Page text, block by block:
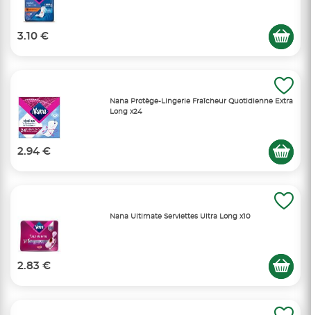
3.10 €
Nana Protège-Lingerie Fraîcheur Quotidienne Extra
Long x24
2.94 €
Nana Ultimate Serviettes Ultra Long x10
2.83 €